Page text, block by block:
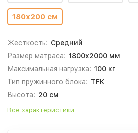
180х200 cм
Жесткость: Средний
Размер матраса: 1800х2000 мм
Максимальная нагрузка: 100 кг
Тип пружинного блока: TFK
Высота: 20 см
Все характеристики